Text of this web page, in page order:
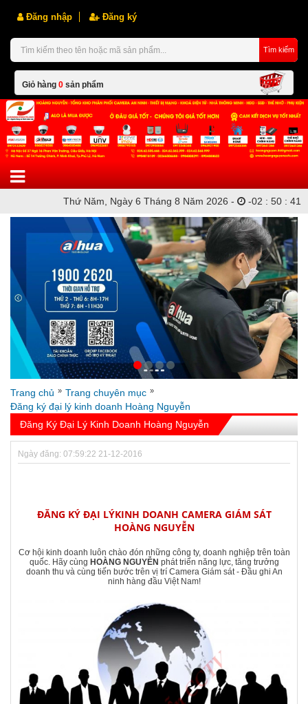
Đăng nhập Đăng ký
Tìm kiếm
Giỏ hàng 0 sản phẩm
Thứ Năm, Ngày 6 Tháng 8 Năm 2026 - -02 : 50 : 41
Trang chủ » Trang chuyên mục »
Đăng ký đại lý kinh doanh Hoàng Nguyễn
Đăng Ký Đại Lý Kinh Doanh Hoàng Nguyễn
Ngày đăng: 07:59:22 21-12-2016
ĐĂNG KÝ ĐẠI LÝKINH DOANH CAMERA GIÁM SÁT
HOÀNG NGUYỄN
Cơ hội kinh doanh luôn chào đón những công ty, doanh nghiệp trên toàn
quốc. Hãy cùng HOÀNG NGUYỄN phát triển năng lực, tăng trưởng
doanh thu và cùng tiến bước trên vị trí Camera Giám sát - Đầu ghi An
ninh hàng đầu Việt Nam!